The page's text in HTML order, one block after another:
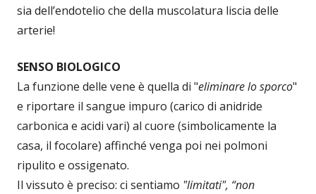
sia dell’endotelio che della muscolatura liscia delle
arterie!
SENSO BIOLOGICO
La funzione delle vene è quella di "eliminare lo sporco"
e riportare il sangue impuro (carico di anidride
carbonica e acidi vari) al cuore (simbolicamente la
casa, il focolare) affinché venga poi nei polmoni
ripulito e ossigenato.
Il vissuto è preciso: ci sentiamo "limitati", “non